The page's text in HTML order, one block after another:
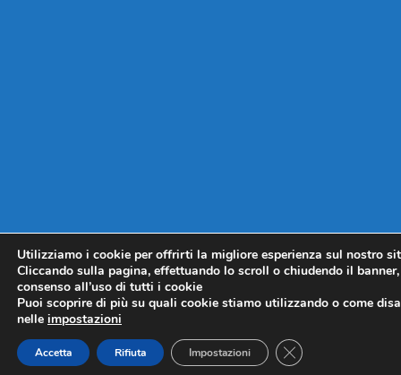
Utilizziamo i cookie per offrirti la migliore esperienza sul nostro
Cliccando sulla pagina, effettuando lo scroll o chiudendo il
consenso all’uso di tutti i cookie
Puoi scoprire di più su quali cookie stiamo utilizzando o come
nelle impostazioni
Accetta Rifiuta Impostazioni CLOSE GDPR